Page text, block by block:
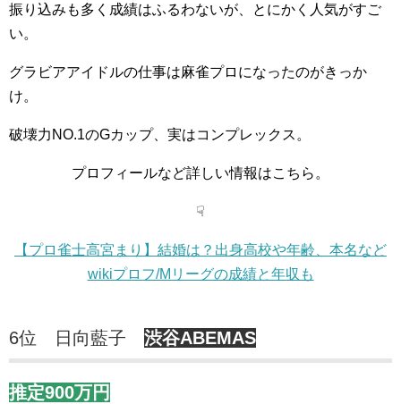
振り込みも多く成績はふるわないが、とにかく人気がすご
い。
グラビアアイドルの仕事は麻雀プロになったのがきっか
け。
破壊力NO.1のGカップ、実はコンプレックス。
プロフィールなど詳しい情報はこちら。
☟
【プロ雀士高宮まり】結婚は？出身高校や年齢、本名など
wikiプロフ/Mリーグの成績と年収も
6位 日向藍子 渋谷ABEMAS
推定900万円